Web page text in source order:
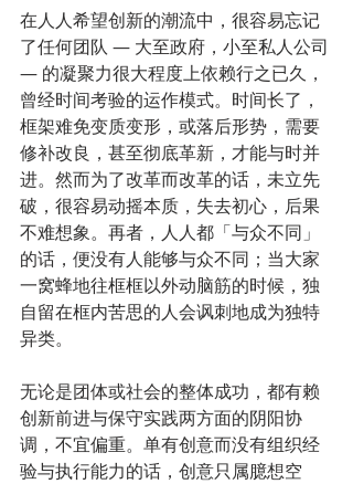
在人人希望创新的潮流中，很容易忘记
了任何团队 — 大至政府，小至私人公司
— 的凝聚力很大程度上依赖行之已久，
曾经时间考验的运作模式。时间长了，
框架难免变质变形，或落后形势，需要
修补改良，甚至彻底革新，才能与时并
进。然而为了改革而改革的话，未立先
破，很容易动摇本质，失去初心，后果
不难想象。再者，人人都「与众不同」
的话，便没有人能够与众不同；当大家
一窝蜂地往框框以外动脑筋的时候，独
自留在框内苦思的人会讽刺地成为独特
异类。
无论是团体或社会的整体成功，都有赖
创新前进与保守实践两方面的阴阳协
调，不宜偏重。单有创意而没有组织经
验与执行能力的话，创意只属臆想空